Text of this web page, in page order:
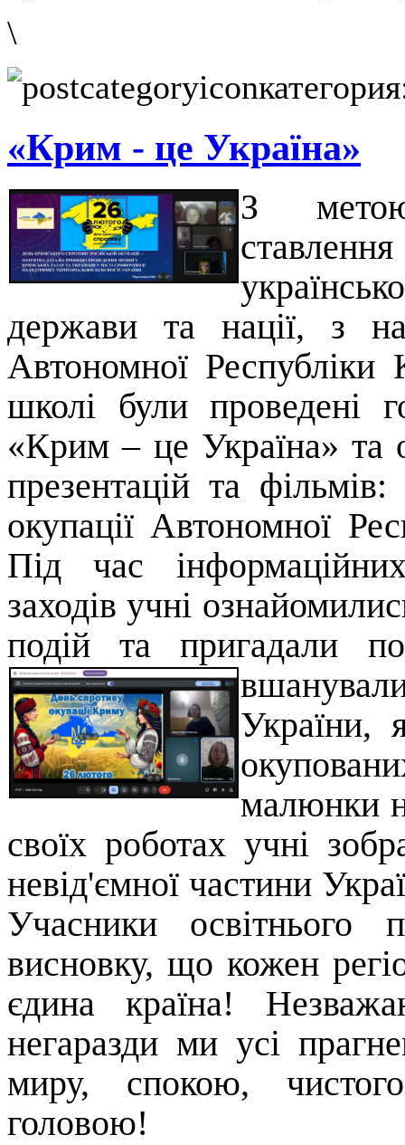
\
«Крим - це Україна»
З метою
держави та нації, з
Автономної
школі були проведені
«Крим – це Україна» та
презентацій та
окупації Автономної
Під час
заходів учні
подій та пригадали
України,
малюнки
своїх роботах учні
невід'ємної частини
Учасники освітнього
висновку, що кожен
єдина країна!
негаразди ми усі
миру, спокою,
головою!